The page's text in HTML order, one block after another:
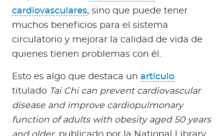
cardiovasculares, sino que puede tener
muchos beneficios para el sistema
circulatorio y mejorar la calidad de vida de
quienes tienen problemas con él.
Esto es algo que destaca un artículo
titulado Tai Chi can prevent cardiovascular
disease and improve cardiopulmonary
function of adults with obesity aged 50 years